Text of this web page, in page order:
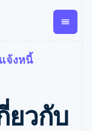
การ
Global
จ้งหนี้
ยวกับ